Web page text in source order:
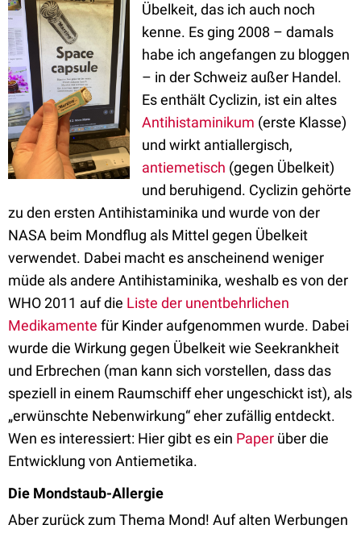
Übelkeit, das ich auch noch
kenne. Es ging 2008 – damals
habe ich angefangen zu bloggen
– in der Schweiz außer Handel.
Es enthält Cyclizin, ist ein altes
Antihistaminikum (erste Klasse)
und wirkt antiallergisch,
antiemetisch (gegen Übelkeit)
und beruhigend. Cyclizin gehörte
zu den ersten Antihistaminika und wurde von der
NASA beim Mondflug als Mittel gegen Übelkeit
verwendet. Dabei macht es anscheinend weniger
müde als andere Antihistaminika, weshalb es von der
WHO 2011 auf die Liste der unentbehrlichen
Medikamente für Kinder aufgenommen wurde. Dabei
wurde die Wirkung gegen Übelkeit wie Seekrankheit
und Erbrechen (man kann sich vorstellen, dass das
speziell in einem Raumschiff eher ungeschickt ist), als
„erwünschte Nebenwirkung“ eher zufällig entdeckt.
Wen es interessiert: Hier gibt es ein Paper über die
Entwicklung von Antiemetika.
Die Mondstaub-Allergie
Aber zurück zum Thema Mond! Auf alten Werbungen